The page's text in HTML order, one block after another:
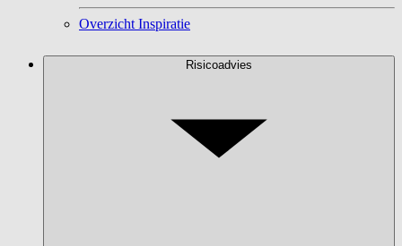
Overzicht Inspiratie
Risicoadvies